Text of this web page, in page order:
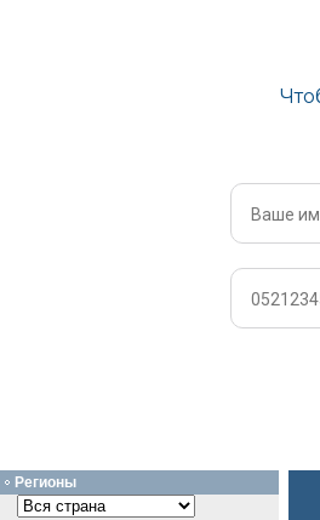
Регионы